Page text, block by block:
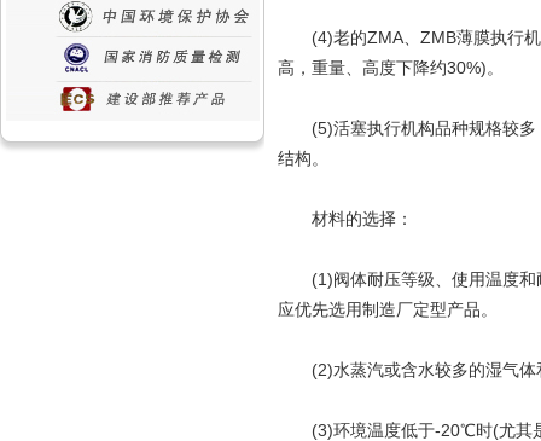
(4)老的ZMA、ZMB薄膜执行机
高，重量、高度下降约30%)。
(5)活塞执行机构品种规格较多
结构。
材料的选择：
(1)阀体耐压等级、使用温度和
应优先选用制造厂定型产品。
(2)水蒸汽或含水较多的湿气体
(3)环境温度低于-20℃时(尤其